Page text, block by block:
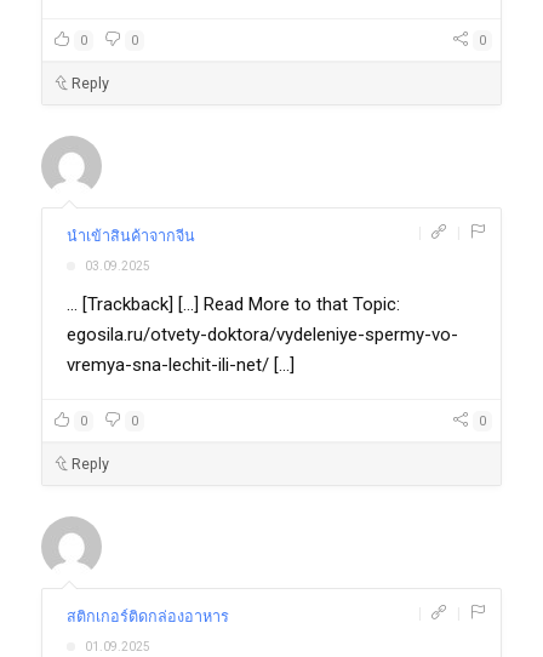
0 0 0
Reply
นำเข้าสินค้าจากจีน
03.09.2025
... [Trackback] [...] Read More to that Topic:
egosila.ru/otvety-doktora/vydeleniye-spermy-vo-
vremya-sna-lechit-ili-net/ [...]
0 0 0
Reply
สติกเกอร์ติดกล่องอาหาร
01.09.2025